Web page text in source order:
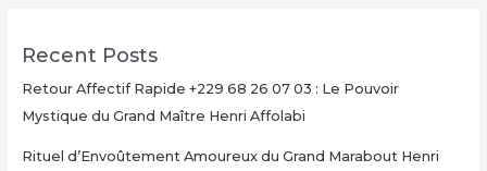
Recent Posts
Retour Affectif Rapide +229 68 26 07 03 : Le Pouvoir
Mystique du Grand Maître Henri Affolabi
Rituel d’Envoûtement Amoureux du Grand Marabout Henri